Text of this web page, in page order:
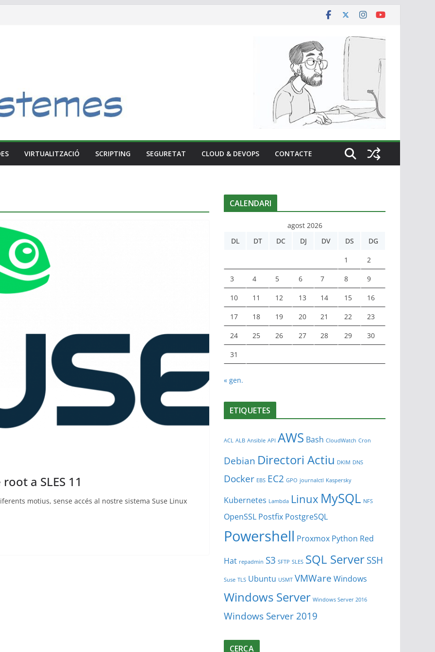
VIRTUALITZACIÓ SCRIPTING SEGURETAT CLOUD & DEVOPS CONTACTE
a SLES 11
motius, sense accés al nostre sistema Suse Linux
CALENDARI
agost 2026
DL
DT DC DJ DV DS DG
1 2
3 4 5 6 7 8 9
10 11 12 13 14 15 16
17 18 19 20 21 22 23
24 25 26 27 28 29 30
31
« gen.
ETIQUETES
ACL ALB Ansible API AWS Bash CloudWatch Cron
Debian Directori Actiu DKIM DNS
Docker EBS EC2 GPO journalctl Kaspersky
Kubernetes Lambda Linux MySQL NFS
OpenSSL Postfix PostgreSQL
Powershell Proxmox Python Red
Hat repadmin S3 SFTP SLES SQL ServerSSH
Suse TLS Ubuntu USMT VMWare Windows
Windows Server Windows Server 2016
Windows Server 2019
CERCA